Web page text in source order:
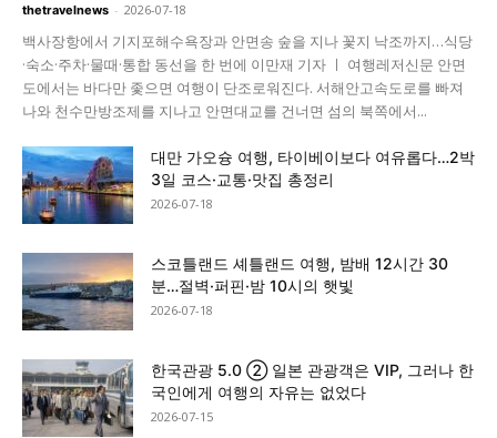
thetravelnews - 2026-07-18
백사장항에서 기지포해수욕장과 안면송 숲을 지나 꽃지 낙조까지…식당
·숙소·주차·물때·통합 동선을 한 번에 이만재 기자 ㅣ 여행레저신문 안면
도에서는 바다만 좇으면 여행이 단조로워진다. 서해안고속도로를 빠져
나와 천수만방조제를 지나고 안면대교를 건너면 섬의 북쪽에서...
대만 가오슝 여행, 타이베이보다 여유롭다…2박
3일 코스·교통·맛집 총정리
2026-07-18
스코틀랜드 셰틀랜드 여행, 밤배 12시간 30
분…절벽·퍼핀·밤 10시의 햇빛
2026-07-18
한국관광 5.0 ② 일본 관광객은 VIP, 그러나 한
국인에게 여행의 자유는 없었다
2026-07-15